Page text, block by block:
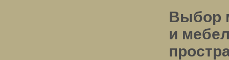
Выбор
и